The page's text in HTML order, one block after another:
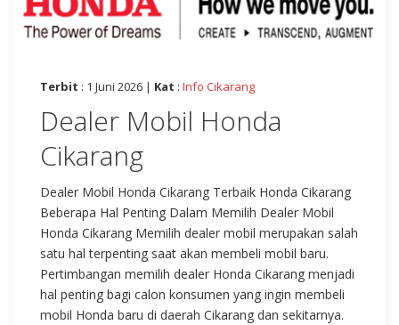
Terbit : 1 Juni 2026 | Kat : Info Cikarang
Dealer Mobil Honda
Cikarang
Dealer Mobil Honda Cikarang Terbaik Honda Cikarang
Beberapa Hal Penting Dalam Memilih Dealer Mobil
Honda Cikarang Memilih dealer mobil merupakan salah
satu hal terpenting saat akan membeli mobil baru.
Pertimbangan memilih dealer Honda Cikarang menjadi
hal penting bagi calon konsumen yang ingin membeli
mobil Honda baru di daerah Cikarang dan sekitarnya.